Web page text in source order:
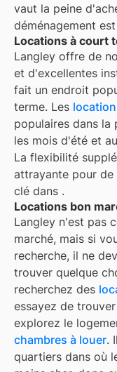
vaut la peine
déménagement
Locations à court
Langley offre de
et d'excellentes
fait un endroit
terme. Les
populaires dans
les mois d'été et
La flexibilité
attrayante pour
clé dans .
Locations bon
Langley n'est pas
marché, mais si
recherche, il ne
trouver quelque
recherchez des
essayez de
explorez le
chambres à louer.
quartiers dans où